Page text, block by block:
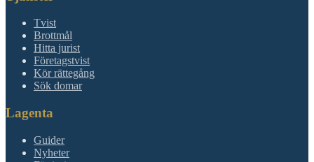
Tvist
Brottmål
Hitta jurist
Företagstvist
Kör rättegång
Sök domar
Lagenta
Guider
Nyheter